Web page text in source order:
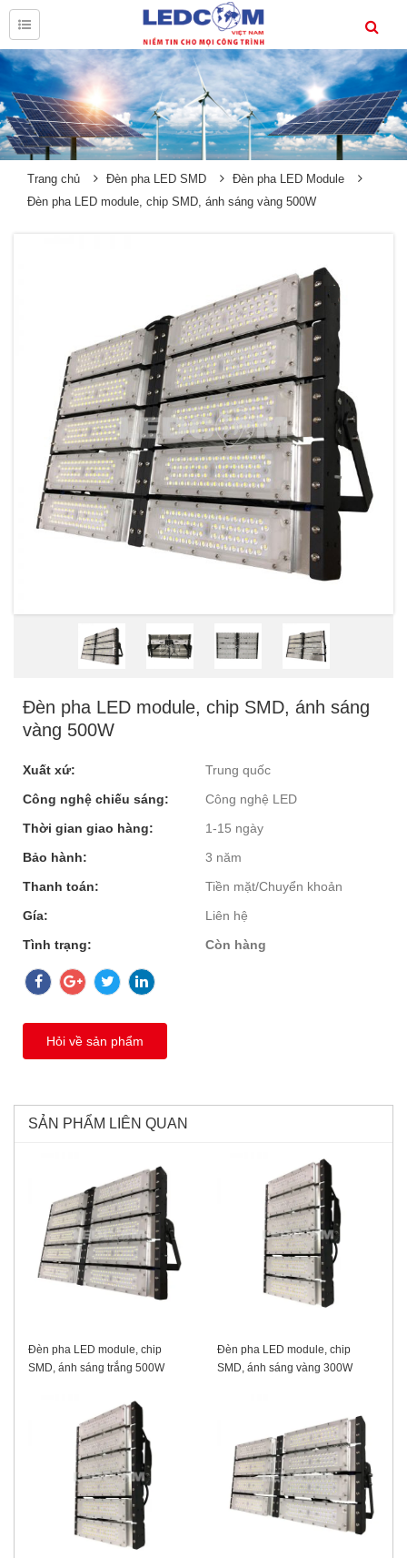
Trang chủ Đèn pha LED SMD
Đèn pha LED Module
Đèn pha LED module, chip SMD, ánh sáng vàng 500W
Đèn pha LED module, chip SMD, ánh sáng
vàng 500W
Xuất xứ:
Trung quốc
Công nghệ chiếu sáng:
Công nghệ LED
Thời gian giao hàng:
1-15 ngày
Bảo hành:
3 năm
Thanh toán:
Tiền mặt/Chuyển khoản
Gía:
Liên hệ
Tình trạng:
Còn hàng
Hỏi về sản phẩm
SẢN PHẨM LIÊN QUAN
Đèn pha LED module, chip
SMD, ánh sáng trắng 500W
Đèn pha LED module, chip
SMD, ánh sáng vàng 300W